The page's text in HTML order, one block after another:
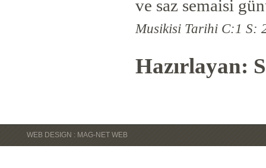
ve saz semaisi
Musikisi Tarihi C:1 S:
Hazırlayan:
WEB DESIGN : MAG-NET WEB